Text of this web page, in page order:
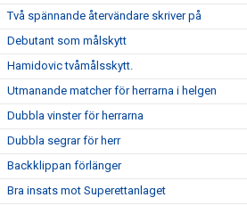
Två spännande återvändare skriver på
Debutant som målskytt
Hamidovic tvåmålsskytt.
Utmanande matcher för herrarna i helgen
Dubbla vinster för herrarna
Dubbla segrar för herr
Backklippan förlänger
Bra insats mot Superettanlaget